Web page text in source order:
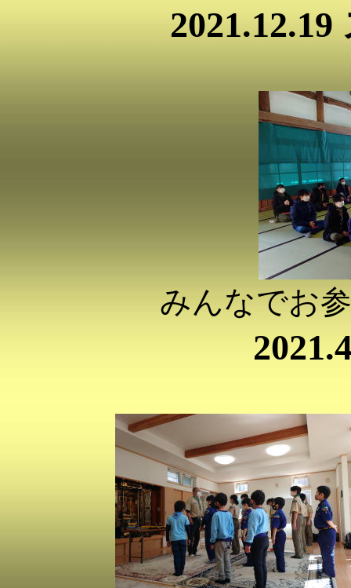
みんなでお